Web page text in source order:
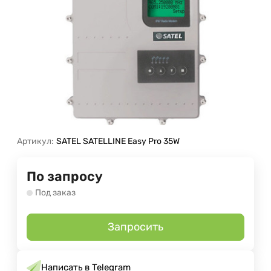
Артикул: SATEL SATELLINE Easy Pro 35W
По запросу
Под заказ
Запросить
Написать в Telegram